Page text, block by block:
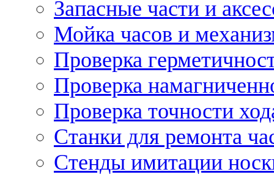
Запасные части и
Мойка часов и
Проверка
Проверка
Проверка точности
Станки для ремонта
Стенды имитации